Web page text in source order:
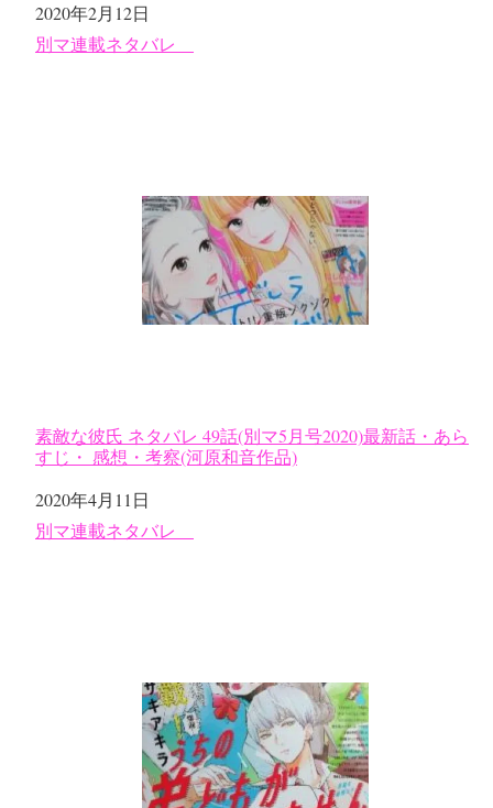
日付
2020年2月12日
関連理由
別マ連載ネタバレ
素敵な彼氏 ネタバレ 49話(別マ5月号2020)最新話・あら
すじ・ 感想・考察(河原和音作品)
日付
2020年4月11日
関連理由
別マ連載ネタバレ